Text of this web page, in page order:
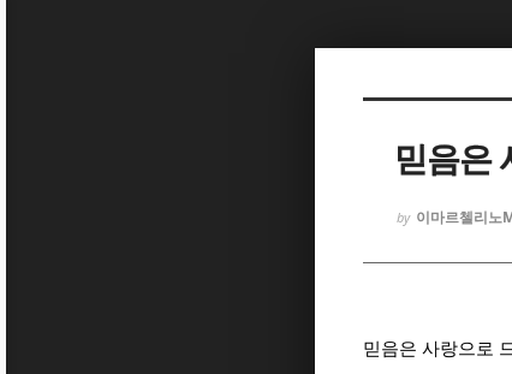
믿음은
by 이마르첼리노
믿음은 사랑으로